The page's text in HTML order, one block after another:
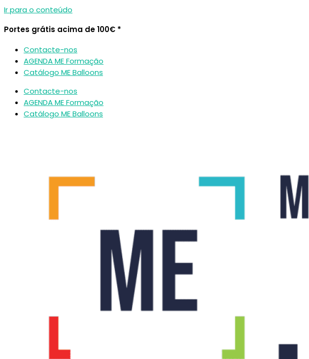
Ir para o conteúdo
Portes grátis acima de 100€ *
Contacte-nos
AGENDA ME Formação
Catálogo ME Balloons
Contacte-nos
AGENDA ME Formação
Catálogo ME Balloons